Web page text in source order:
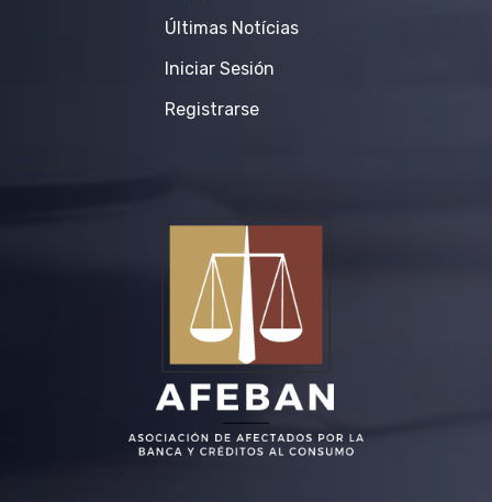
Últimas Notícias
Iniciar Sesión
Registrarse